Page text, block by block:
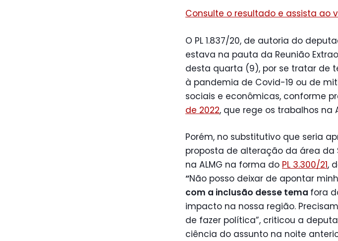
Consulte o resultado e assista ao
O PL 1.837/20, de autoria do
estava na pauta da Reunião
desta quarta (9), por se tratar de
à pandemia de Covid-19 ou de
sociais e econômicas, conforme
de 2022, que rege os trabalhos na
Porém, no substitutivo que seria
proposta de alteração da área da
na ALMG na forma do PL 3.300/21,
“Não posso deixar de apontar
com a inclusão desse tema fora
impacto na nossa região.
de fazer política”, criticou a
ciência do assunto na noite